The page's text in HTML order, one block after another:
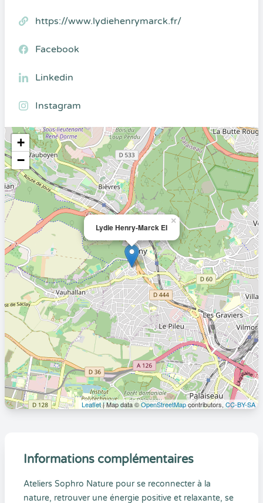
https://www.lydiehenrymarck.fr/
Facebook
Linkedin
Instagram
Lydie Henry-Marck EI
×
+
−
Leaflet| Map data ©OpenStreetMapcontributors, CC-BY-SA
Informations complémentaires
Ateliers Sophro Nature pour se reconnecter à la
nature, retrouver une énergie positive et relaxante, se